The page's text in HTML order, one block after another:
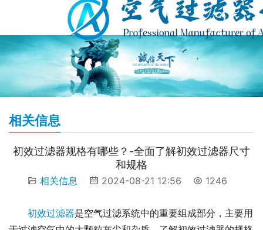
相关信息
初效过滤器规格有哪些？-全面了解初效过滤器尺寸
和规格
相关信息 2024-08-21 12:56 1246
初效过滤器是空气过滤系统中的重要组成部分，主要用